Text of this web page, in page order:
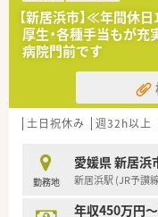
■15分単位で受講
勉強会は勤務日扱
■学会発表の為の
いての研修と手厚
■全国型・一定地
た職種選択が可能
＜こんな方におス
■大手チェーン薬
などお気軽にお問
【想定されるキャ
■個人の習得レベ
るため、経験が浅
■現場の店舗業務
スタッフなど多彩
■頑張りを正当に
実力を高めながら
【想定されるモデル
■想定年収は450
務コースやこれま
■自宅通勤コース
【新居浜市】≪年間休
厚生・各種手当もが
病院門前です
土日祝休み 週32h以上
勤務地
愛媛県 新居浜
新居浜駅 (JR予讃
年収450万円